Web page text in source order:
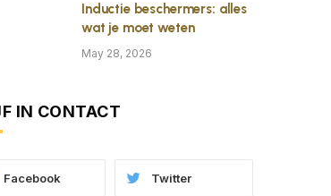
Inductie beschermers: alles
wat je moet weten
May 28, 2026
IN CONTACT
Facebook Twitter